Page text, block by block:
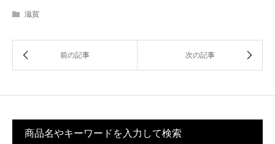
滋賀
商品名やキーワードを入力して検索